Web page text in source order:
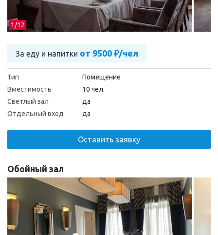
1/12
За еду и напитки от 9500 ₽/чел
Тип
Помещение
Вместимость
10 чел.
Светлый зал
да
Отдельный вход
да
Оставить заявку
Обойный зал